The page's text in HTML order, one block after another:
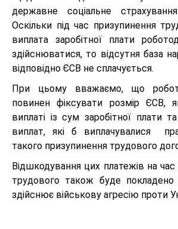
державне соціальне
Оскільки під час призупинення
виплата заробітної плати
здійснюватися, то відсутня база
відповідно ЄСВ не сплачується.
При цьому вважаємо, що
повинен фіксувати розмір ЄСВ,
виплаті із сум заробітної плати
виплат, які б виплачувалися
такого призупинення трудового
Відшкодування цих платежів на час
трудового також буде
здійснює військову агресію проти